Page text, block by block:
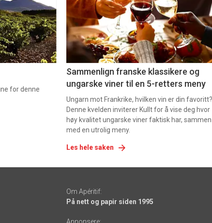
for denne
nå
-
5
Sammenlign franske klassikere og
ungarske viner til en 5-retters meny
Ungarn mot Frankrike, hvilken vin er din favoritt?
Denne kvelden inviterer Kullt for å vise deg hvor
høy kvalitet ungarske viner faktisk har, sammen
med en utrolig meny.
Les hele saken
Om Apéritif:
På nett og papir siden 1995